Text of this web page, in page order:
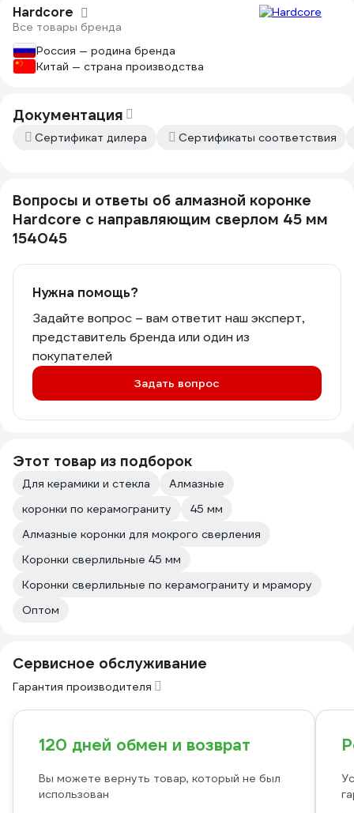
Hardcore
Все товары бренда
Россия — родина бренда
Китай — страна производства
Документация
Сертификат дилера Сертификаты соответствия
Вопросы и ответы об алмазной коронке
Hardcore с направляющим сверлом 45 мм
154045
Нужна помощь?
Задайте вопрос – вам ответит наш эксперт,
представитель бренда или один из
покупателей
Задать вопрос
Этот товар из подборок
Для керамики и стекла
Алмазные
коронки по керамограниту
45 мм
Алмазные коронки для мокрого сверления
Коронки сверлильные 45 мм
Коронки сверлильные по керамограниту и мрамору
Оптом
Сервисное обслуживание
Гарантия производителя
120 дней обмен и возврат
Вы можете вернуть товар, который не был
использован